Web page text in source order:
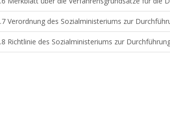
Verordnung des Sozialministeriums zur
Richtlinie des Sozialministeriums zur